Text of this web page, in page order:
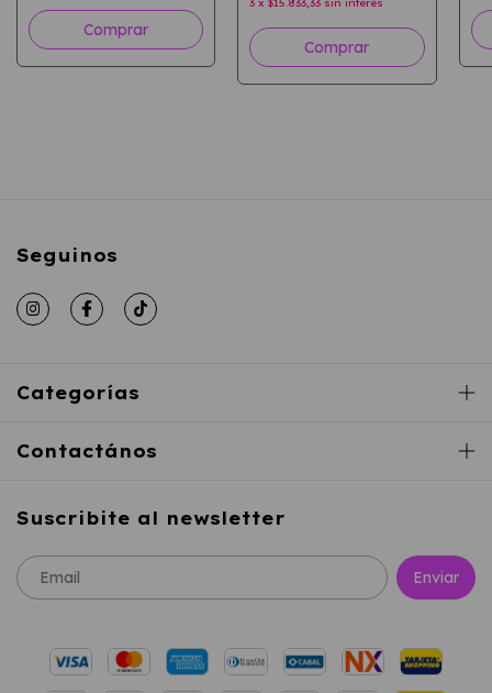
Comprar
Comprar
Seguinos
Categorías
Contactános
Suscribite al newsletter